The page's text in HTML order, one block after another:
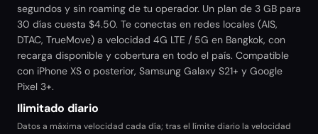
segundos y sin roaming de tu operador. Un plan de 3 GB para
30 días cuesta $4.50. Te conectas en redes locales (AIS,
DTAC, TrueMove) a velocidad 4G LTE / 5G en Bangkok, con
recarga disponible y cobertura en todo el país. Compatible
con iPhone XS o posterior, Samsung Galaxy S21+ y Google
Pixel 3+.
Ilimitado diario
Datos a máxima velocidad cada día; tras el límite diario la velocidad